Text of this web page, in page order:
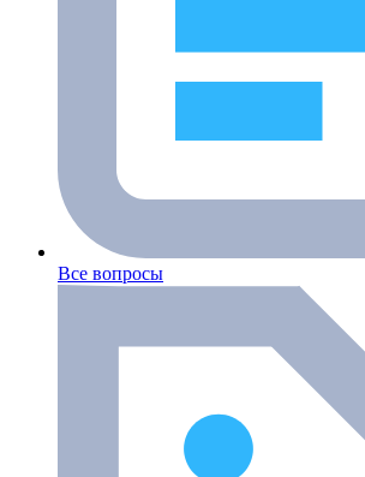
Все вопросы